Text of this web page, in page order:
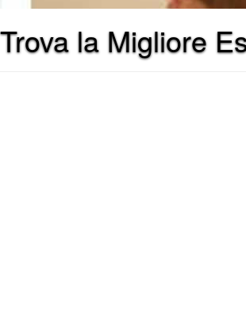
Trova la Migliore